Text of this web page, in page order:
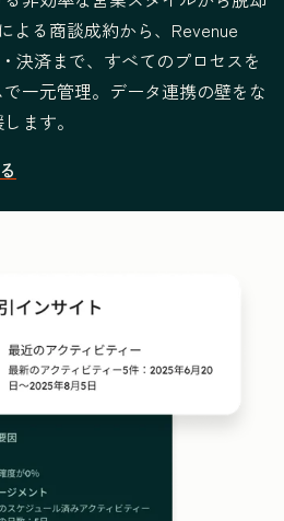
よる商談成約から、Revenue
決済まで、すべてのプロセスを
一元管理。データ連携の壁をな
ます。